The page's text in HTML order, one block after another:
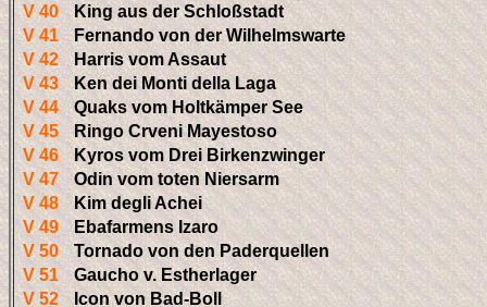
V 40
King aus der Schloßstadt
V 41
Fernando von der Wilhelmswarte
V 42
Harris vom Assaut
V 43
Ken dei Monti della Laga
V 44
Quaks vom Holtkämper See
V 45
Ringo Crveni Mayestoso
V 46
Kyros vom Drei Birkenzwinger
V 47
Odin vom toten Niersarm
V 48
Kim degli Achei
V 49
Ebafarmens Izaro
V 50
Tornado von den Paderquellen
V 51
Gaucho v. Estherlager
V 52
Icon von Bad-Boll